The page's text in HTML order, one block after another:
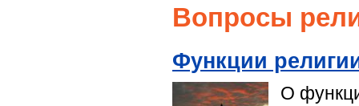
Вопросы
Функции
О